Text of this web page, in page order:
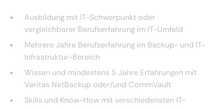
Ausbildung mit IT-Schwerpunkt oder
vergleichbarer Berufserfahrung im IT-Umfeld
Mehrere Jahre Berufserfahrung im Backup- und IT-
Infrastruktur-Bereich
Wissen und mindestens 5 Jahre Erfahrungen mit
Veritas NetBackup oder/und CommVault
Skills und Know-How mit verschiedensten IT-